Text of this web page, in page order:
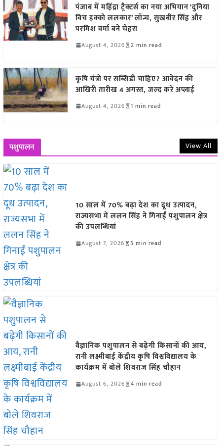
पंजाब में महिंद्रा ट्रैक्टर्स का नया अभियान ‘दुनिया
विच इक्को ललकार’ लॉन्च, सुखबीर सिंह और
परमिश वर्मा बने चेहरा
August 4, 2026 2 min read
कृषि यंत्रों पर सब्सिडी चाहिए? आवेदन की
आखिरी तारीख 4 अगस्त, जल्द करें अप्लाई
August 4, 2026 1 min read
पशुपालन View All
10 साल में 70% बढ़ा देश का दूध उत्पादन,
राज्यसभा में ललन सिंह ने गिनाईं पशुपालन क्षेत्र
की उपलब्धियां
August 7, 2026 5 min read
वैज्ञानिक पशुपालन से बढ़ेगी किसानों की आय,
रानी लक्ष्मीबाई केंद्रीय कृषि विश्वविद्यालय के
कार्यक्रम में बोले शिवराज सिंह चौहान
August 6, 2026 4 min read